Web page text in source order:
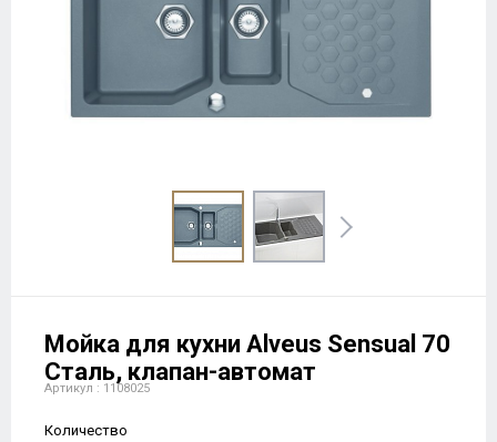
Мойка для кухни Alveus Sensual 70
Сталь, клапан-автомат
Артикул : 1108025
Количество